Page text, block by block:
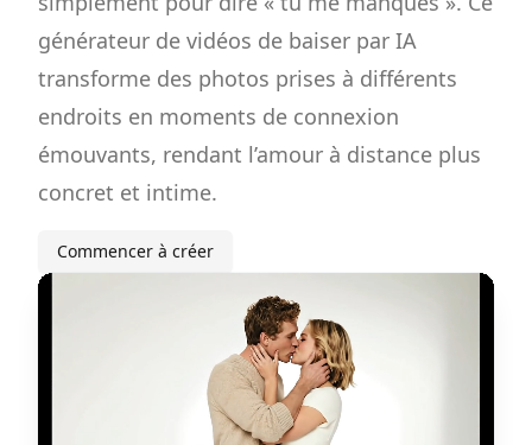
générateur de vidéos de baiser par IA
transforme des photos prises à différents
endroits en moments de connexion
émouvants, rendant l’amour à distance plus
concret et intime.
Commencer à créer